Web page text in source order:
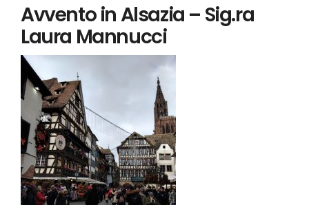
Avvento in Alsazia – Sig.ra
Laura Mannucci